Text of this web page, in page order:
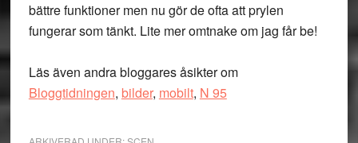
bättre funktioner men nu gör de ofta att prylen
fungerar som tänkt. Lite mer omtnake om jag får be!
Läs även andra bloggares åsikter om
Bloggtidningen, bilder, mobilt, N 95